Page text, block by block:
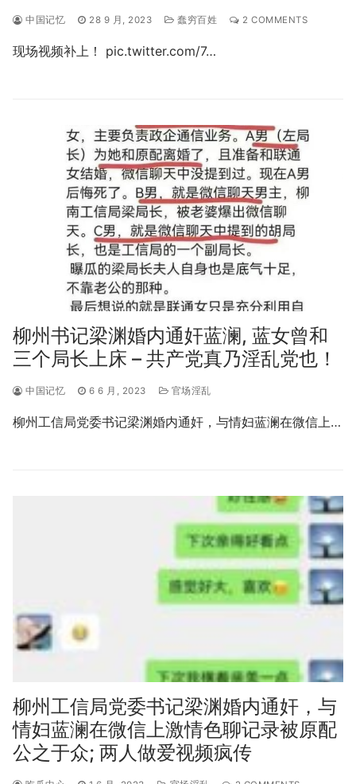
中国记忆 28 9 月, 2023 蠢穷百姓 2 COMMENTS
现场视频补上！ pic.twitter.com/7…
柳州书记梁渊婚内通奸蓝澜, 蓝女曾和
三个局长上床 – 共产党真乃淫乱党也！
中国记忆 6 6 月, 2023 官场淫乱
柳州工信局党委书记梁渊婚内通奸，与情妇蓝澜在微信上…
柳州工信局党委书记梁渊婚内通奸，与
情妇蓝澜在微信上激情色聊记录被原配
公之于众; 两人做爱视频疯传